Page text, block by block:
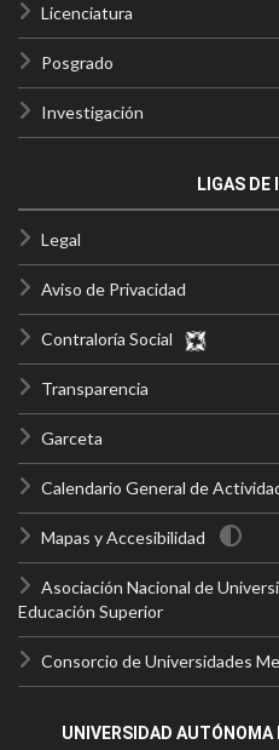
Licenciatura
Posgrado
Investigación
LIGAS DE
Legal
Aviso de Privacidad
Contraloría Social
Transparencia
Garceta
Calendario General de
Mapas y Accesibilidad
Asociación Nacional de
Educación Superior
Consorcio de Universidades
UNIVERSIDAD AUTÓNOMA